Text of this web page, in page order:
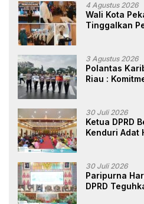
4 Agustus 2026
Wali Kota
Tinggalkan
3 Agustus 2026
Polantas
Riau :
Masyarakat
30 Juli 2026
Ketua DPRD
Kenduri Adat
30 Juli 2026
Paripurna
DPRD